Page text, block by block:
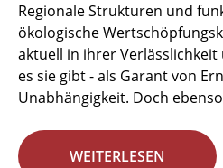
Regionale Strukturen und
ökologische
aktuell in ihrer
es sie gibt - als Garant von
Unabhängigkeit. Doch
WEITERLESEN